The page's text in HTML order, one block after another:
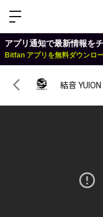
アプリ通知で最新情報を
Bitfan アプリを無料ダウンロ
結音 YUION